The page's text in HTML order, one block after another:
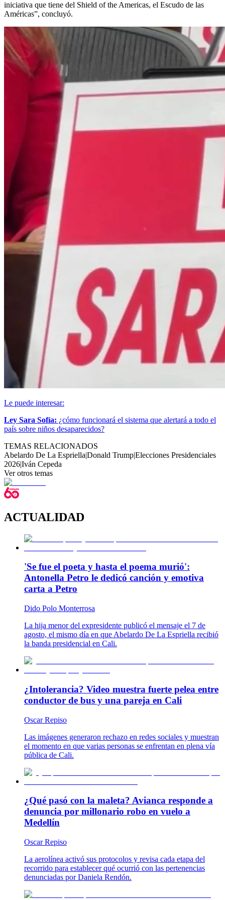
iniciativa que tiene del Shield of the Americas, el Escudo de las
Américas”, concluyó.
Le puede interesar:
Ley Sara Sofía: ¿cómo funcionará el sistema que alertará a todo el
país sobre niños desaparecidos?
TEMAS RELACIONADOS
Abelardo De La Espriella|Donald Trump|Elecciones Presidenciales
2026|Iván Cepeda
Ver otros temas
ACTUALIDAD
'Se fue el poeta y hasta el poema murió':
Antonella Petro le dedicó canción y emotiva
carta a Petro
Dido Polo Monterrosa
La hija menor del expresidente publicó el mensaje el 7 de
agosto, el mismo día en que Abelardo De La Espriella recibió
la banda presidencial en Cali.
¿Intolerancia? Video muestra fuerte pelea entre
conductor de bus y una pareja en Cali
Oscar Repiso
Las imágenes generaron rechazo en redes sociales y muestran
el momento en que varias personas se enfrentan en plena vía
pública de Cali.
¿Qué pasó con la maleta? Avianca responde a
denuncia por millonario robo en vuelo a
Medellín
Oscar Repiso
La aerolínea activó sus protocolos y revisa cada etapa del
recorrido para establecer qué ocurrió con las pertenencias
denunciadas por Daniela Rendón.